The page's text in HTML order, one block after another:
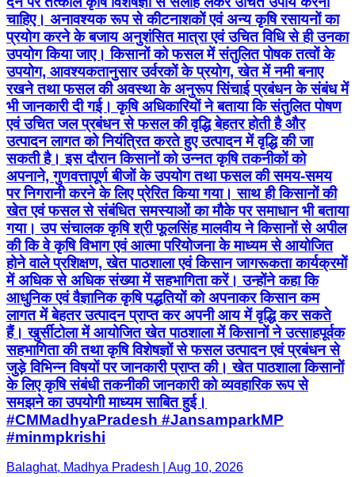
चाहिए। अनावश्यक रूप से कीटनाशकों एवं अन्य कृषि रसायनों का
प्रयोग करने के बजाय अनुशंसित मात्रा एवं उचित विधि से ही उनका
उपयोग किया जाए। किसानों को फसल में संतुलित पोषक तत्वों के
उपयोग, आवश्यकतानुसार उर्वरकों के प्रयोग, खेत में नमी बनाए
रखने तथा फसल की अवस्था के अनुरूप सिंचाई प्रबंधन के संबंध में
भी जानकारी दी गई। कृषि अधिकारियों ने बताया कि संतुलित पोषण
एवं उचित जल प्रबंधन से फसल की वृद्धि बेहतर होती है और
उत्पादन लागत को नियंत्रित करते हुए उत्पादन में वृद्धि की जा
सकती है। इस दौरान किसानों को उन्नत कृषि तकनीकों को
अपनाने, गुणवत्तापूर्ण बीजों के उपयोग तथा फसल की समय-समय
पर निगरानी करने के लिए प्रेरित किया गया। साथ ही किसानों की
खेत एवं फसल से संबंधित समस्याओं का मौके पर समाधान भी बताया
गया। उप संचालक कृषि श्री फूलसिंह मालवीय ने किसानों से अपील
की कि वे कृषि विभाग एवं आत्मा परियोजना के माध्यम से आयोजित
होने वाले प्रशिक्षण, खेत पाठशाला एवं किसान जागरूकता कार्यक्रमों
में अधिक से अधिक संख्या में सहभागिता करें। उन्होंने कहा कि
आधुनिक एवं वैज्ञानिक कृषि पद्धतियों को अपनाकर किसान कम
लागत में बेहतर उत्पादन प्राप्त कर अपनी आय में वृद्धि कर सकते
हैं। खुर्सीटोला में आयोजित खेत पाठशाला में किसानों ने उत्साहपूर्वक
सहभागिता की तथा कृषि विशेषज्ञों से फसल उत्पादन एवं प्रबंधन से
जुड़े विभिन्न विषयों पर जानकारी प्राप्त की। खेत पाठशाला किसानों
के लिए कृषि संबंधी तकनीकी जानकारी को व्यवहारिक रूप से
समझने का उपयोगी माध्यम साबित हुई।
#CMMadhyaPradesh #JansamparkMP
#minmpkrishi
Balaghat, Madhya Pradesh | Aug 10, 2026